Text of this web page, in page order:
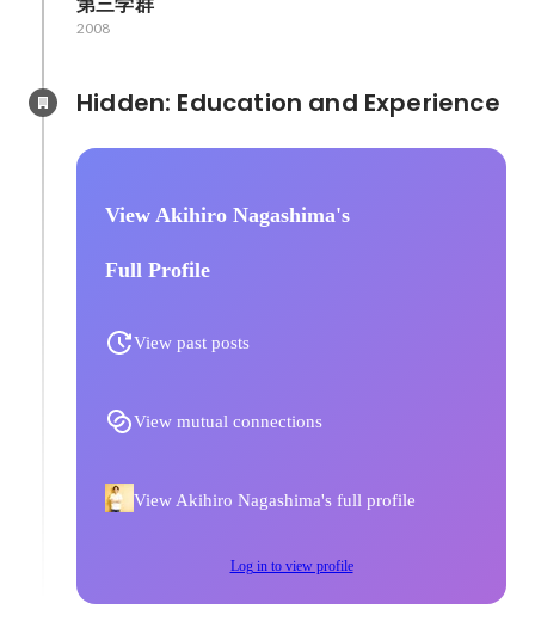
2008
View Akihiro Nagashima's
Full Profile
View past posts
View mutual connections
View Akihiro Nagashima's full profile
Log in to view profile